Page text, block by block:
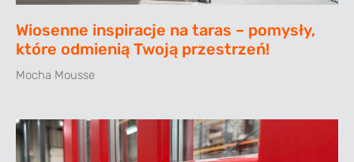
Wiosenne inspiracje na taras – pomysły,
które odmienią Twoją przestrzeń!
Mocha Mousse